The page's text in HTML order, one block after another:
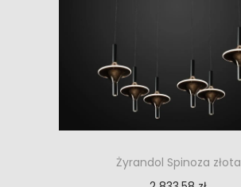
Żyrandol Spinoza złota